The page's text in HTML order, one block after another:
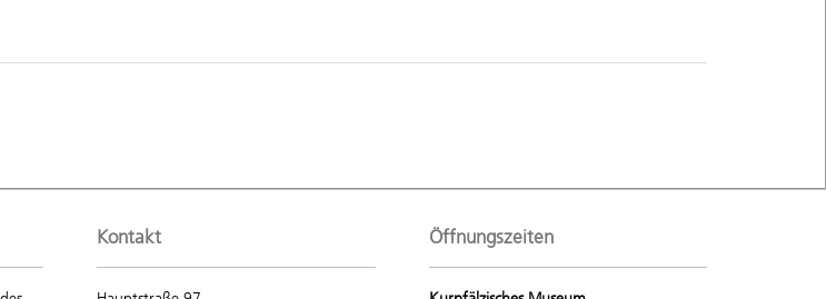
Kontakt Öffnungszeiten